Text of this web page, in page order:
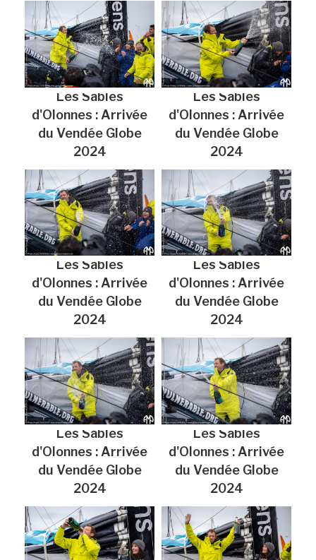
Les Sables
d'Olonnes : Arrivée
du Vendée Globe
2024
Les Sables
d'Olonnes : Arrivée
du Vendée Globe
2024
Les Sables
d'Olonnes : Arrivée
du Vendée Globe
2024
Les Sables
d'Olonnes : Arrivée
du Vendée Globe
2024
Les Sables
d'Olonnes : Arrivée
du Vendée Globe
2024
Les Sables
d'Olonnes : Arrivée
du Vendée Globe
2024